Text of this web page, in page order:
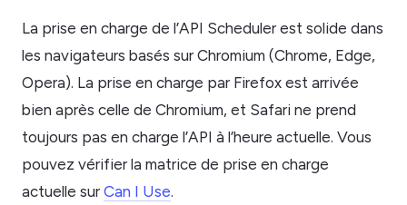
La prise en charge de l’API Scheduler est solide dans
les navigateurs basés sur Chromium (Chrome, Edge,
Opera). La prise en charge par Firefox est arrivée
bien après celle de Chromium, et Safari ne prend
toujours pas en charge l’API à l’heure actuelle. Vous
pouvez vérifier la matrice de prise en charge
actuelle sur Can I Use.